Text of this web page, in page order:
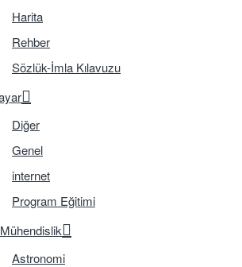
Harita
Rehber
Sözlük-İmla Kılavuzu
Diğer
Genel
internet
Program Eğitimi
Astronomi